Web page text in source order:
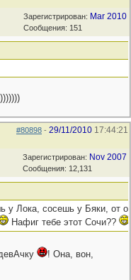
Зарегистрирован: Mar 2010
Сообщения: 151
#80898 - 29/11/2010 17:44:21
Зарегистрирован: Nov 2007
Сообщения: 12,131
у Лока, сосешь у Бяки, от
Нафиг тебе этот Сочи??
! Она, вон,